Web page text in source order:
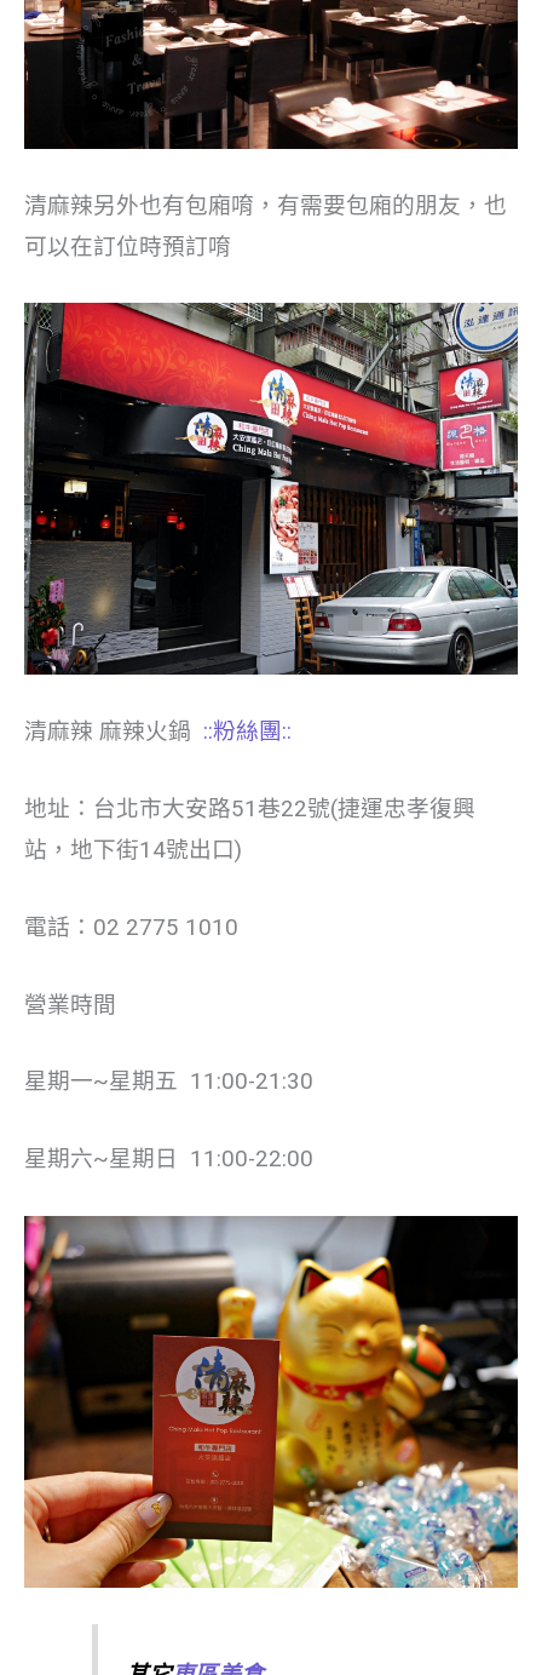
清麻辣另外也有包廂唷，有需要包廂的朋友，也
可以在訂位時預訂唷
清麻辣 麻辣火鍋 ::粉絲團::
地址：台北市大安路51巷22號(捷運忠孝復興
站，地下街14號出口)
電話：02 2775 1010
營業時間
星期一~星期五 11:00-21:30
星期六~星期日 11:00-22:00